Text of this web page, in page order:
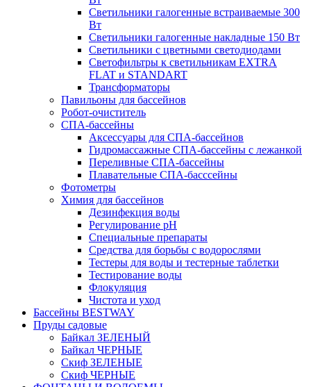
Светильники галогенные встраиваемые 300
Вт
Светильники галогенные накладные 150 Вт
Светильники с цветными светодиодами
Светофильтры к светильникам EXTRA
FLAT и STANDART
Трансформаторы
Павильоны для бассейнов
Робот-очиститель
СПА-бассейны
Аксессуары для СПА-бассейнов
Гидромассажные СПА-бассейны с лежанкой
Переливные СПА-бассейны
Плавательные СПА-басссейны
Фотометры
Химия для бассейнов
Дезинфекция воды
Регулирование pH
Специальные препараты
Средства для борьбы с водорослями
Тестеры для воды и тестерные таблетки
Тестирование воды
Флокуляция
Чистота и уход
Бассейны BESTWAY
Пруды садовые
Байкал ЗЕЛЕНЫЙ
Байкал ЧЕРНЫЕ
Скиф ЗЕЛЕНЫЕ
Скиф ЧЕРНЫЕ